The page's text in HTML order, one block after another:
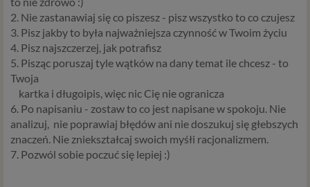
2. Nie zastanawiaj się co piszesz - pisz wszystko to co czujesz
3. Pisz jakby to była najważniejsza czynność w Twoim życiu
4. Pisz najszczerzej, jak potrafisz
5. Pisząc poruszaj tyle wątków na dany temat ile chcesz - to
Twoja
kartka i długoipis, więc nic Cię nie ogranicza
6. Po napisaniu - zostaw to co jest napisane w spokoju. Nie
analizuj, nie poprawiaj błędów ani nie doszukuj się głebszych
znaczeń. Nie zniekształcaj swoich myśłi racjonalizmem.
7. Pozwól sobie poczuć się lepiej :)